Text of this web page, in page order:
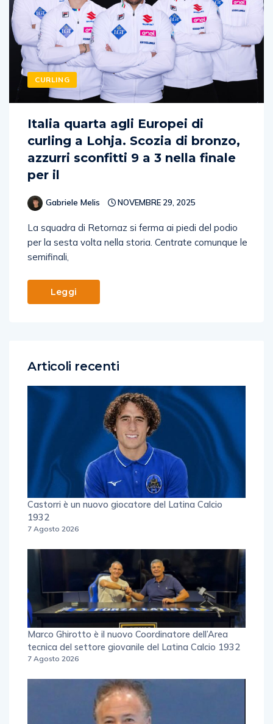
CURLING
Italia quarta agli Europei di
curling a Lohja. Scozia di bronzo,
azzurri sconfitti 9 a 3 nella finale
per il
Gabriele Melis NOVEMBRE 29, 2025
La squadra di Retornaz si ferma ai piedi del podio
per la sesta volta nella storia. Centrate comunque le
semifinali,
Leggi
Articoli recenti
Castorri è un nuovo giocatore del Latina Calcio
1932
7 Agosto 2026
Marco Ghirotto è il nuovo Coordinatore dell’Area
tecnica del settore giovanile del Latina Calcio 1932
7 Agosto 2026